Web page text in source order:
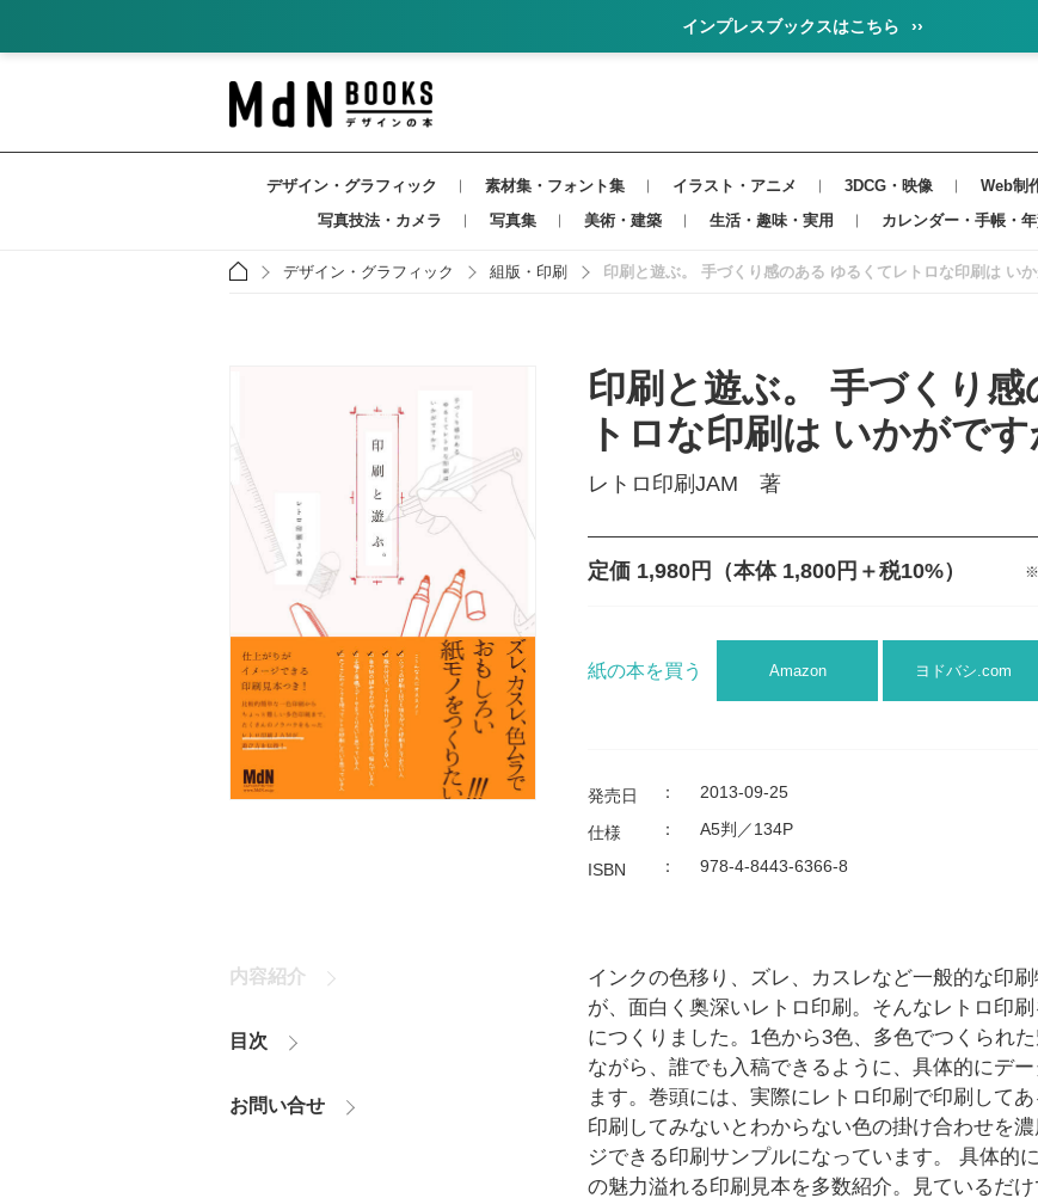
インプレスブックスはこちら ››
デザイン・グラフィック 素材集・フォント集 イラスト・アニメ 3DCG・映像 Web制
写真技法・カメラ
写真集 美術・建築 生活・趣味・実用 カレンダー・手帳・
デザイン・グラフィック 組版・印刷 印刷と遊ぶ。 手づくり感のある ゆるくてレトロな印刷は い
印刷と遊ぶ。 手づくり
トロな印刷は いかがです
レトロ印刷JAM 著
定価 1,980円 （本体 1,800円＋税10%） ※
紙の本を買う Amazon ヨドバシ.com
発売日 ： 2013-09-25
仕様 ： A5判／134P
ISBN ： 978-4-8443-6366-8
内容紹介
目次
お問い合せ
インクの色移り、ズレ、カスレなど一般的な印
が、面白く奥深いレトロ印刷。そんなレトロ印
につくりました。1色から3色、多色でつくられ
ながら、誰でも入稿できるように、具体的にデ
ます。巻頭には、実際にレトロ印刷で印刷して
印刷してみないとわからない色の掛け合わせを
ジできる印刷サンプルになっています。 具体的
の魅力溢れる印刷見本を多数紹介。見ているだ